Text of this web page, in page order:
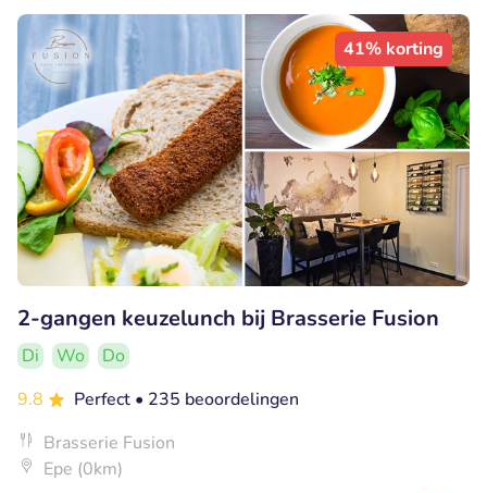
41% korting
2-gangen keuzelunch bij Brasserie Fusion
Di Wo
Do
9.8
Perfect • 235 beoordelingen
Brasserie Fusion
Epe (0km)